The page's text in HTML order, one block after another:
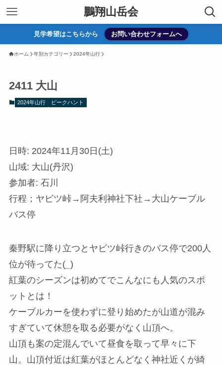
鵬翔山岳会
見学希望はこちらから お問い合わせフォームへ
ホーム 年別カテゴリー 2024年山行
2411 大山
2024年山行 ピークハント
日時: 2024年11月30日(土)
山域: 大山(丹沢)
参加者: 石川
行程；ヤビツ峠→阿夫利神社下社→大山ケーブル
バス停
秦野駅に降り立つとヤビツ峠行きのバス停で200人
位が待ってた(_ )
紅葉のシーズンは初めてでこんなにも人気のスポ
ットとは！
ケーブルカーを使わずに登り始めたが山道が混み
すぎていて休憩を取る必要がなく山頂へ。
山頂も案の定混んでいて昼食を取って早々に下
山。山頂付近は紅葉がほとんどなく神社近くが綺